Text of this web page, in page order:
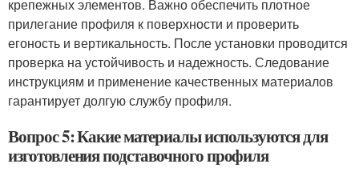
крепежных элементов. Важно обеспечить плотное
прилегание профиля к поверхности и проверить
егоность и вертикальность. После установки проводится
проверка на устойчивость и надежность. Следование
инструкциям и применение качественных материалов
гарантирует долгую службу профиля.
Вопрос 5: Какие материалы используются для
изготовления подставочного профиля